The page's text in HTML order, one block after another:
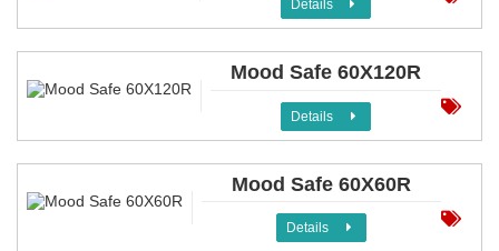
Details
Mood Safe 60X120R
Details
Mood Safe 60X60R
Details